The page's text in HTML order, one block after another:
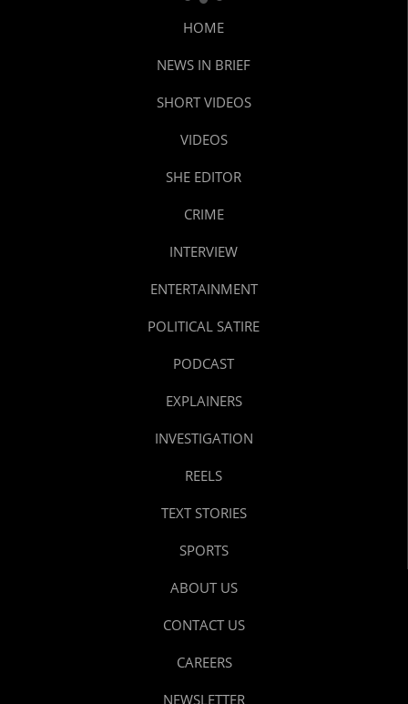
HOME
NEWS IN BRIEF
SHORT VIDEOS
VIDEOS
SHE EDITOR
CRIME
INTERVIEW
ENTERTAINMENT
POLITICAL SATIRE
PODCAST
EXPLAINERS
INVESTIGATION
REELS
TEXT STORIES
SPORTS
ABOUT US
CONTACT US
CAREERS
NEWSLETTER